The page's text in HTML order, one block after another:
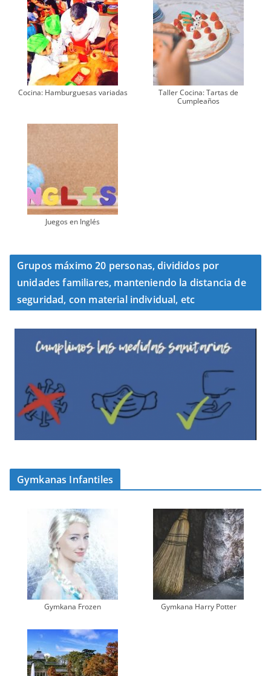
Cocina: Hamburguesas variadas
Taller Cocina: Tartas de
Cumpleaños
Juegos en Inglés
Grupos máximo 20 personas, divididos por
unidades familiares, manteniendo la distancia de
seguridad, con material individual, etc
Gymkanas Infantiles
Gymkana Frozen Gymkana Harry Potter